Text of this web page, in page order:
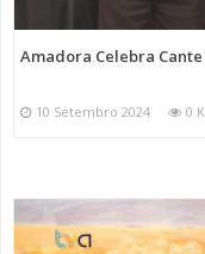
Amadora Celebra
10 Setembro 2024 0 K